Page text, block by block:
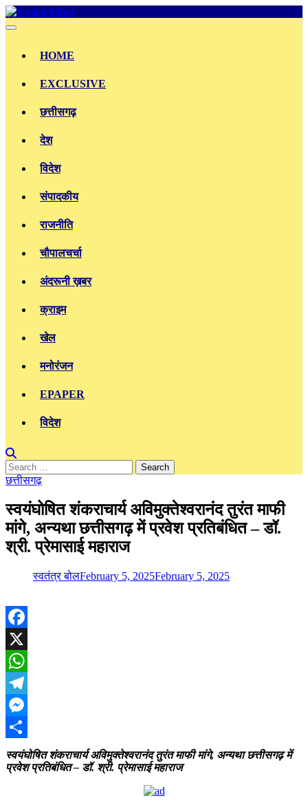
Skip
to
HOME
EXCLUSIVE
छत्तीसगढ़
देश
विदेश
संपादकीय
राजनीति
चौपालचर्चा
अंदरूनी ख़बर
क्राइम
खेल
मनोरंजन
EPAPER
विदेश
Search
for:
छत्तीसगढ़
स्वयंघोषित शंकराचार्य अविमुक्तेश्वरानंद तुरंत माफी
मांगे, अन्यथा छत्तीसगढ़ में प्रवेश प्रतिबंधित – डॉ.
श्री. प्रेमासाई महाराज
स्वतंत्र बोलFebruary 5, 2025February 5, 2025
Facebook
X
WhatsApp
Telegram
Messenger
Share
स्वयंघोषित शंकराचार्य अविमुक्तेश्वरानंद तुरंत माफी मांगे, अन्यथा छत्तीसगढ़ में
प्रवेश प्रतिबंधित – डॉ. श्री. प्रेमासाई महाराज